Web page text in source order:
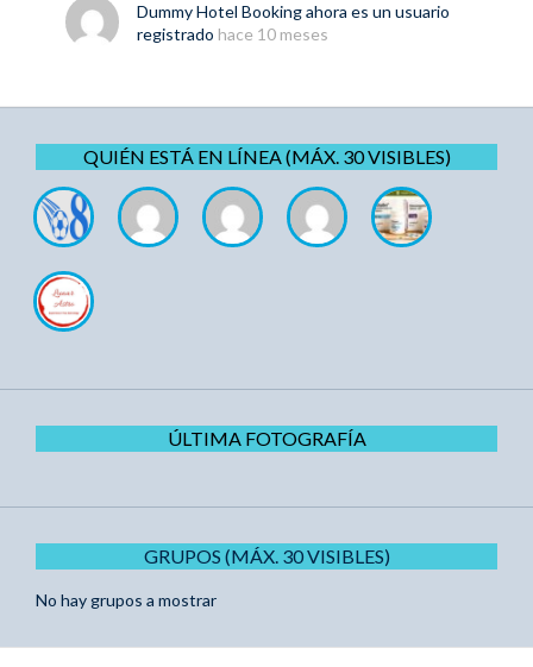
Dummy Hotel Bookingahora es un usuario
registrado hace 10 meses
QUIÉN ESTÁ EN LÍNEA (MÁX. 30 VISIBLES)
ÚLTIMA FOTOGRAFÍA
GRUPOS (MÁX. 30 VISIBLES)
No hay grupos a mostrar